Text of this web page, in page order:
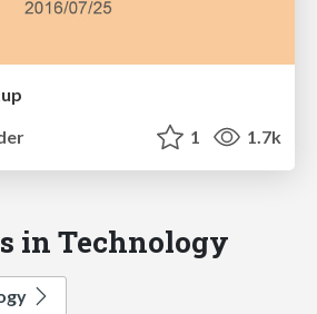
1 1.7k
in Technology